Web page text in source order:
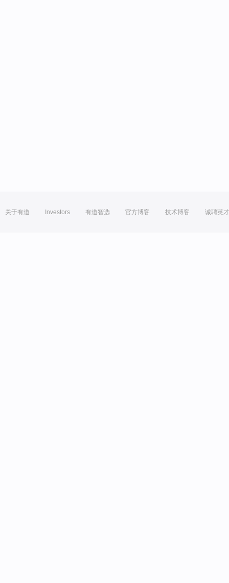
关于有道 Investors 有道智选 官方博客 技术博客 诚聘英才